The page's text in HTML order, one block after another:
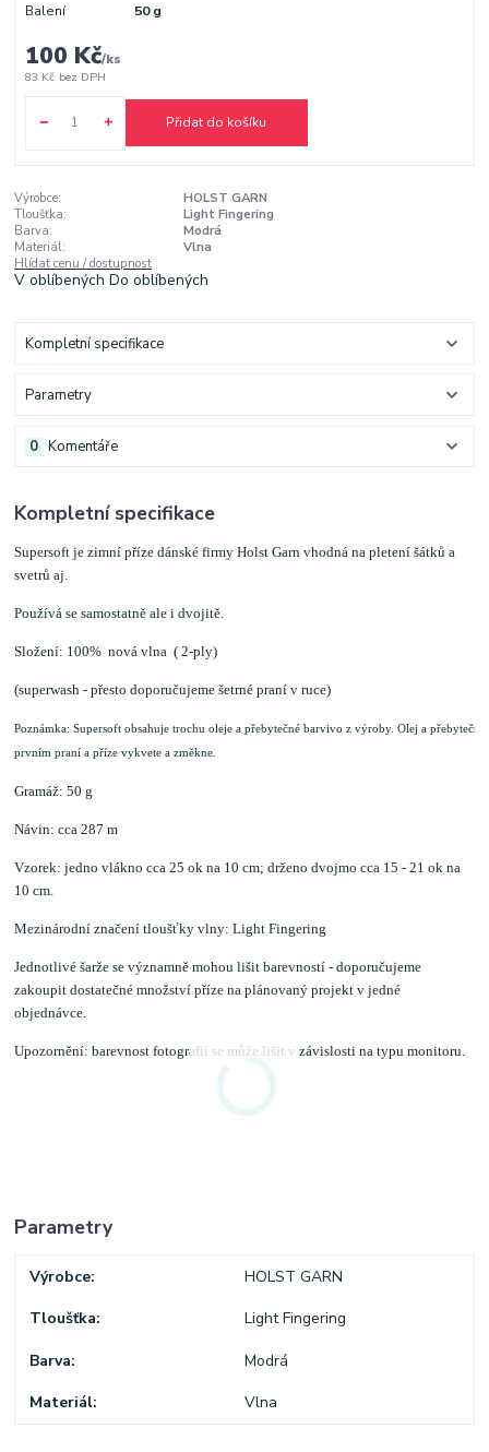
Balení
50 g
100 Kč/ks
83 Kč bez DPH
Přidat do košíku
Výrobce:
HOLST GARN
Tloušťka:
Light Fingering
Barva:
Modrá
Materiál:
Vlna
Hlídat cenu / dostupnost
V oblíbenýchDo oblíbených
Kompletní specifikace
Parametry
Komentáře
0
Kompletní specifikace
Supersoft je zimní příze dánské firmy Holst Garn vhodná na pletení šátků a
svetrů aj.
Používá se samostatně ale i dvojitě.
Složení: 100% nová vlna ( 2-ply)
(superwash - přesto doporučujeme šetrné praní v ruce)
Poznámka: Supersoft obsahuje trochu oleje a přebytečné barvivo z výroby. Olej a
prvním praní a příze vykvete a změkne.
Gramáž: 50 g
Návin: cca 287 m
Vzorek: jedno vlákno cca 25 ok na 10 cm; drženo dvojmo cca 15 - 21 ok na
10 cm.
Mezinárodní značení tloušťky vlny: Light Fingering
Jednotlivé šarže se významně mohou lišit barevností - doporučujeme
zakoupit dostatečné množství příze na plánovaný projekt v jedné
objednávce.
Upozornění: barevnost fotografií se může lišit v závislosti na typu monitoru.
Parametry
Výrobce HOLST GARN
Tloušťka Light Fingering
Barva Modrá
Materiál Vlna